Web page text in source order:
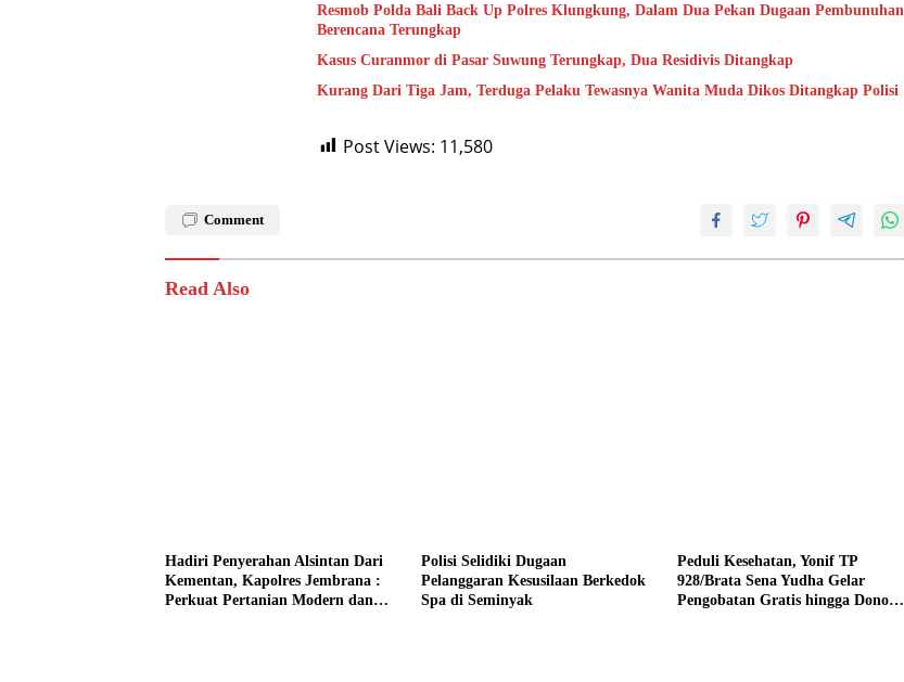
Resmob Polda Bali Back Up Polres Klungkung, Dalam Dua Pekan Dugaan Pembunuhan
Berencana Terungkap
Kasus Curanmor di Pasar Suwung Terungkap, Dua Residivis Ditangkap
Kurang Dari Tiga Jam, Terduga Pelaku Tewasnya Wanita Muda Dikos Ditangkap Polisi
Post Views: 11,580
Comment
Read Also
Hadiri Penyerahan Alsintan Dari
Kementan, Kapolres Jembrana :
Perkuat Pertanian Modern dan
Polisi Selidiki Dugaan
Pelanggaran Kesusilaan Berkedok
Spa di Seminyak
Peduli Kesehatan, Yonif TP
928/Brata Sena Yudha Gelar
Pengobatan Gratis hingga Donor